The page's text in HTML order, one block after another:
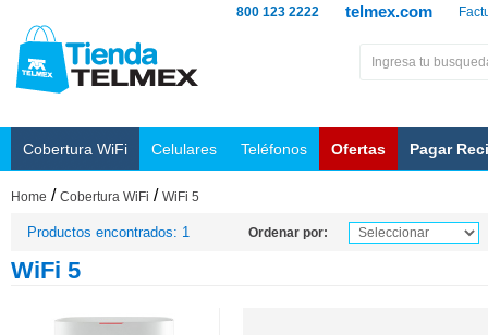
telmex.com
800 123 2222
Cobertura WiFi Celulares Teléfonos Ofertas Pagar
Home / Cobertura WiFi / WiFi 5
Productos encontrados: 1 Ordenar por:
WiFi 5